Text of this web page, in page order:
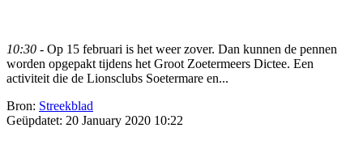
10:30 - Op 15 februari is het weer zover. Dan kunnen de pennen
worden opgepakt tijdens het Groot Zoetermeers Dictee. Een
activiteit die de Lionsclubs Soetermare en...
Bron: Streekblad
Geüpdatet: 20 January 2020 10:22